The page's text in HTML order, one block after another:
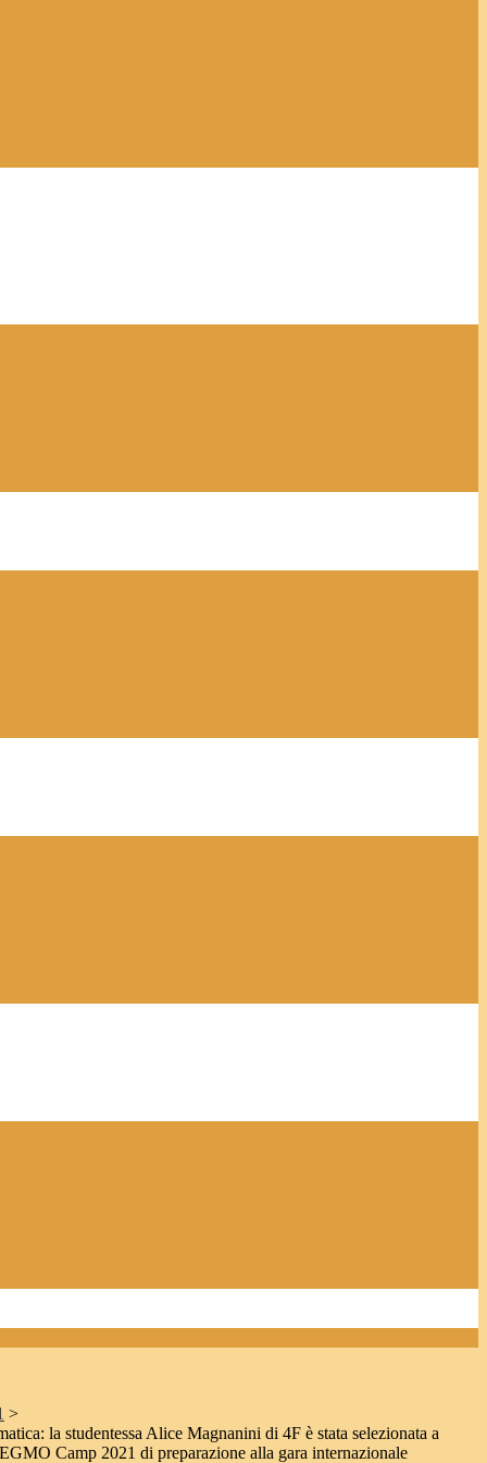
>
la studentessa Alice Magnanini di 4F è stata selezionata a
Camp 2021 di preparazione alla gara internazionale